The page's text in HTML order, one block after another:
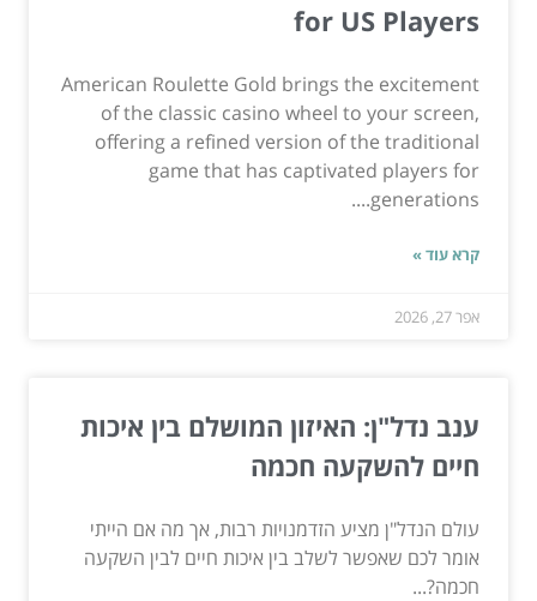
for US Players
American Roulette Gold brings the excitement
of the classic casino wheel to your screen,
offering a refined version of the traditional
game that has captivated players for
generations....
קרא עוד »
אפר 27, 2026
ענב נדל"ן: האיזון המושלם בין איכות
חיים להשקעה חכמה
עולם הנדל"ן מציע הזדמנויות רבות, אך מה אם הייתי
אומר לכם שאפשר לשלב בין איכות חיים לבין השקעה
חכמה?...